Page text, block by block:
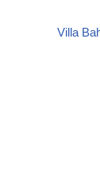
Villa